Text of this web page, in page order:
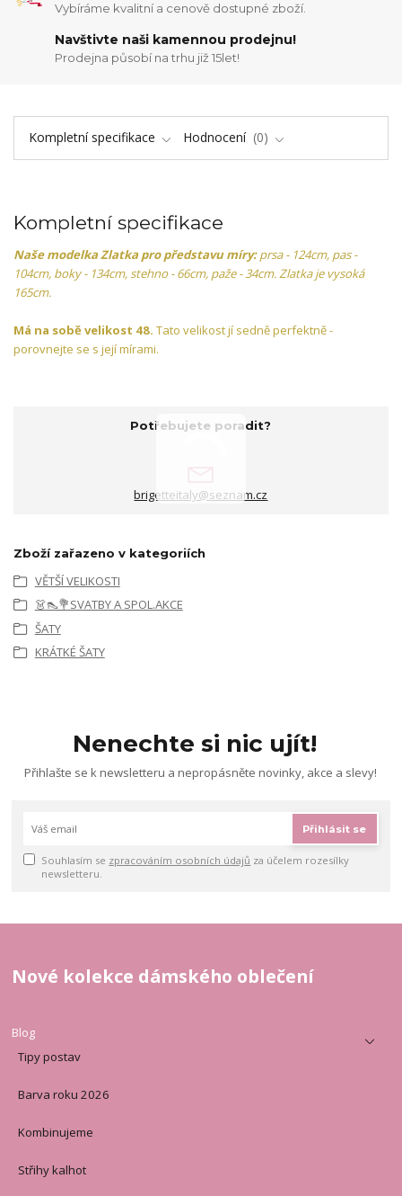
Vybíráme kvalitní a cenově dostupné zboží.
Navštivte naši kamennou prodejnu!
Prodejna působí na trhu již 15let!
Kompletní specifikace Hodnocení 0
Kompletní specifikace
Naše modelka Zlatka pro představu míry:prsa - 124cm, pas -
104cm, boky - 134cm, stehno - 66cm, paže - 34cm. Zlatka je vysoká
165cm.
Má na sobě velikost 48. Tato velikost jí sedně perfektně -
porovnejte se s její mírami.
Potřebujete poradit?
brigetteitaly@seznam.cz
Zboží zařazeno v kategoriích
VĚTŠÍ VELIKOSTI
👗👠💐SVATBY A SPOL.AKCE
ŠATY
KRÁTKÉ ŠATY
Nenechte si nic ujít!
Přihlašte se k newsletteru a nepropásněte novinky, akce a slevy!
Přihlásit se
Souhlasím se zpracováním osobních údajů za účelem rozesílky
newsletteru.
Nové kolekce dámského oblečení
Blog
Tipy postav
Barva roku 2026
Kombinujeme
Střihy kalhot